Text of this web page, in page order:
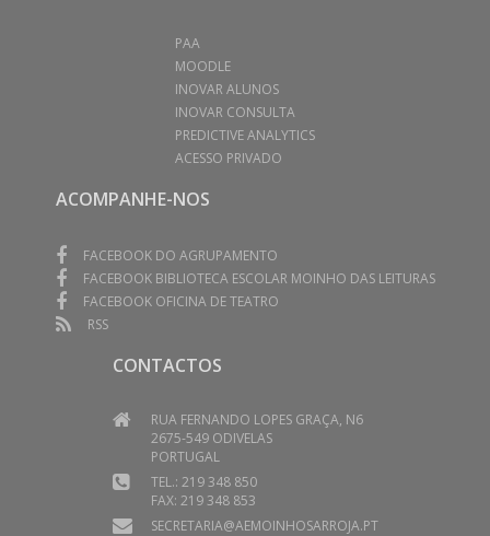
PAA
MOODLE
INOVAR ALUNOS
INOVAR CONSULTA
PREDICTIVE ANALYTICS
ACESSO PRIVADO
ACOMPANHE-NOS
FACEBOOK DO AGRUPAMENTO
FACEBOOK BIBLIOTECA ESCOLAR MOINHO DAS LEITURAS
FACEBOOK OFICINA DE TEATRO
RSS
CONTACTOS
RUA FERNANDO LOPES GRAÇA, N6
2675-549 ODIVELAS
PORTUGAL
TEL.: 219 348 850
FAX: 219 348 853
SECRETARIA@AEMOINHOSARROJA.PT